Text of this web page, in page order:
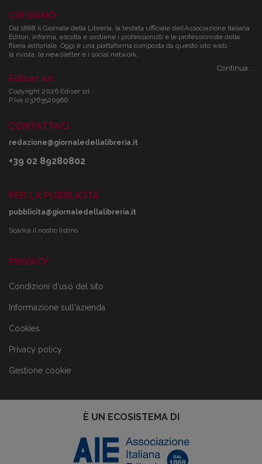
CHI SIAMO
Dal 1888 il Giornale della Libreria, la testata ufficiale dell’Associazione Italiana
Editori, informa, ascolta e sostiene i professionisti e le professioniste della
filiera editoriale. Oggi è una piattaforma composta da questo sito web,
la rivista, le newsletter e i social network.
Continua...
Ediser srl
Copyright 2026 Ediser srl
P.Iva 03763520966
CONTATTACI
redazione@giornaledellalibreria.it
+39 02 89280802
PER LA PUBBLICITÀ
pubblicita@giornaledellalibreria.it
Scarica il nostro listino
PRIVACY
Condizioni d'uso del sito
Informazione sull'azienda
Cookies
Privacy policy
Gestione cookie
È UN ECOSISTEMA DI